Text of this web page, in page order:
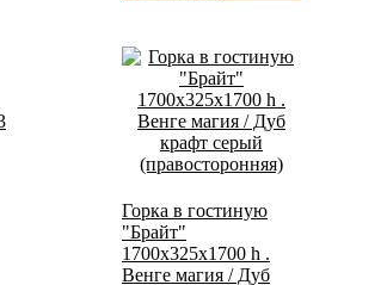
Горка в гостиную
"Брайт"
1700х325х1700 h .
Венге магия / Дуб